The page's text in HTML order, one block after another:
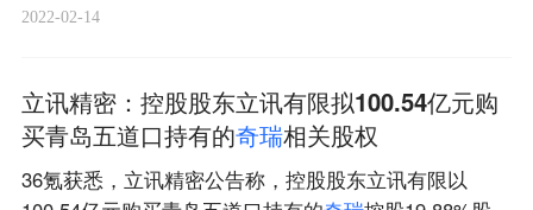
2022-02-14
立讯精密：控股股东立讯有限拟100.54亿元购
买青岛五道口持有的奇瑞相关股权
36氪获悉，立讯精密公告称，控股股东立讯有限以